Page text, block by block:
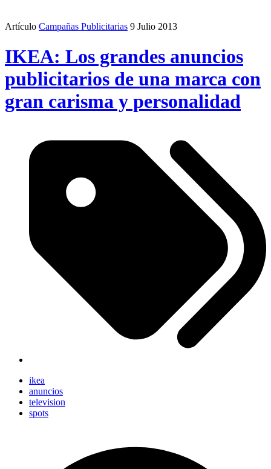
Artículo Campañas Publicitarias 9 Julio 2013
IKEA: Los grandes anuncios
publicitarios de una marca con
gran carisma y personalidad
ikea
anuncios
television
spots